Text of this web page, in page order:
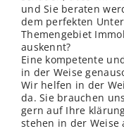
und Sie beraten
dem perfekten
Themengebiet
auskennt?
Eine kompetente
in der Weise
Wir helfen in der
da. Sie brauchen
gern auf Ihre
stehen in der Weise